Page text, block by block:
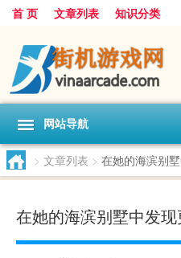
首 页 文章列表 知识分类
网站导航
> 文章列表 > 在她的海滨别
在她的海滨别墅中发